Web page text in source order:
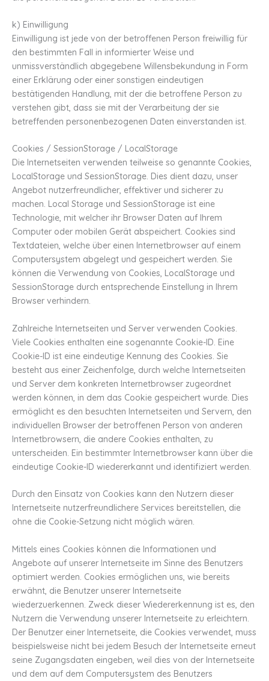
k) Einwilligung
Einwilligung ist jede von der betroffenen Person freiwillig für
den bestimmten Fall in informierter Weise und
unmissverständlich abgegebene Willensbekundung in Form
einer Erklärung oder einer sonstigen eindeutigen
bestätigenden Handlung, mit der die betroffene Person zu
verstehen gibt, dass sie mit der Verarbeitung der sie
betreffenden personenbezogenen Daten einverstanden ist.
Cookies / SessionStorage / LocalStorage
Die Internetseiten verwenden teilweise so genannte Cookies,
LocalStorage und SessionStorage. Dies dient dazu, unser
Angebot nutzerfreundlicher, effektiver und sicherer zu
machen. Local Storage und SessionStorage ist eine
Technologie, mit welcher ihr Browser Daten auf Ihrem
Computer oder mobilen Gerät abspeichert. Cookies sind
Textdateien, welche über einen Internetbrowser auf einem
Computersystem abgelegt und gespeichert werden. Sie
können die Verwendung von Cookies, LocalStorage und
SessionStorage durch entsprechende Einstellung in Ihrem
Browser verhindern.
Zahlreiche Internetseiten und Server verwenden Cookies.
Viele Cookies enthalten eine sogenannte Cookie-ID. Eine
Cookie-ID ist eine eindeutige Kennung des Cookies. Sie
besteht aus einer Zeichenfolge, durch welche Internetseiten
und Server dem konkreten Internetbrowser zugeordnet
werden können, in dem das Cookie gespeichert wurde. Dies
ermöglicht es den besuchten Internetseiten und Servern, den
individuellen Browser der betroffenen Person von anderen
Internetbrowsern, die andere Cookies enthalten, zu
unterscheiden. Ein bestimmter Internetbrowser kann über die
eindeutige Cookie-ID wiedererkannt und identifiziert werden.
Durch den Einsatz von Cookies kann den Nutzern dieser
Internetseite nutzerfreundlichere Services bereitstellen, die
ohne die Cookie-Setzung nicht möglich wären.
Mittels eines Cookies können die Informationen und
Angebote auf unserer Internetseite im Sinne des Benutzers
optimiert werden. Cookies ermöglichen uns, wie bereits
erwähnt, die Benutzer unserer Internetseite
wiederzuerkennen. Zweck dieser Wiedererkennung ist es, den
Nutzern die Verwendung unserer Internetseite zu erleichtern.
Der Benutzer einer Internetseite, die Cookies verwendet, muss
beispielsweise nicht bei jedem Besuch der Internetseite erneut
seine Zugangsdaten eingeben, weil dies von der Internetseite
und dem auf dem Computersystem des Benutzers